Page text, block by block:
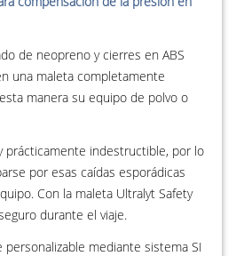
de neopreno y cierres en ABS
una maleta completamente
manera su equipo de polvo o
prácticamente indestructible, por lo
por esas caídas esporádicas
Con la maleta Ultralyt Safety
durante el viaje.
mediante sistema SI